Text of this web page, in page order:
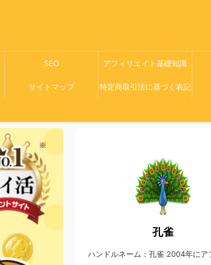
SEO アフィリエイト基礎知識
サイトマップ 特定商取引法に基づく表記
孔雀
ハンドルネーム：孔雀 2004年にア